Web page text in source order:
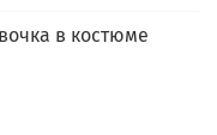
в костюме